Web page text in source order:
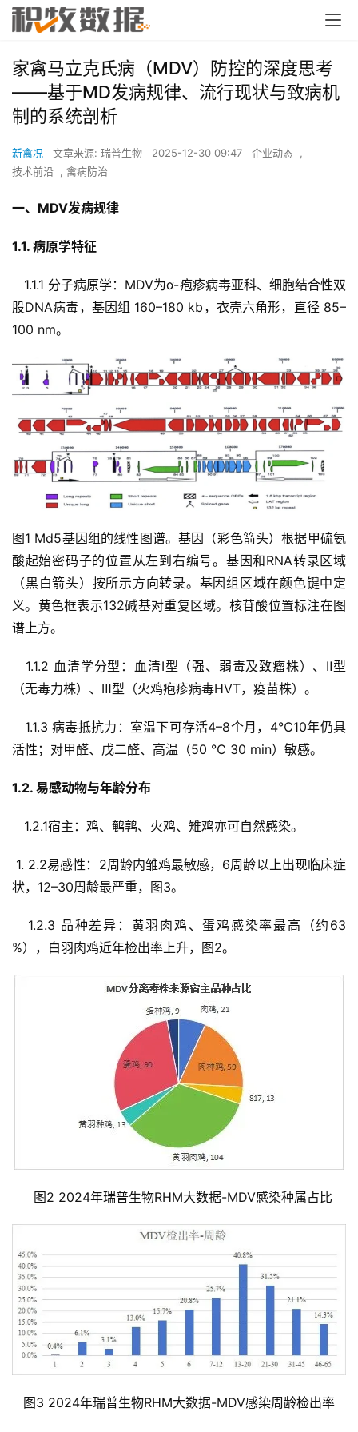
家禽马立克氏病（MDV）防控的深度思考
——基于MD发病规律、流行现状与致病机
制的系统剖析
新禽况 文章来源: 瑞普生物 2025-12-30 09:47 企业动态
,
技术前沿
, 禽病防治
一、MDV发病规律
1.1. 病原学特征
1.1.1 分子病原学：MDV为α-疱疹病毒亚科、细胞结合性双
股DNA病毒，基因组 160–180 kb，衣壳六角形，直径 85–
100 nm。
图1 Md5基因组的线性图谱。基因（彩色箭头）根据甲硫氨
酸起始密码子的位置从左到右编号。基因和RNA转录区域
（黑白箭头）按所示方向转录。基因组区域在颜色键中定
义。黄色框表示132碱基对重复区域。核苷酸位置标注在图
谱上方。
1.1.2 血清学分型：血清Ⅰ型（强、弱毒及致瘤株）、Ⅱ型
（无毒力株）、Ⅲ型（火鸡疱疹病毒HVT，疫苗株）。
1.1.3 病毒抵抗力：室温下可存活4–8个月，4℃10年仍具
活性；对甲醛、戊二醛、高温（50 ℃ 30 min）敏感。
1.2. 易感动物与年龄分布
1.2.1宿主：鸡、鹌鹑、火鸡、雉鸡亦可自然感染。
1. 2.2易感性：2周龄内雏鸡最敏感，6周龄以上出现临床症
状，12–30周龄最严重，图3。
1.2.3 品种差异：黄羽肉鸡、蛋鸡感染率最高（约63
%），白羽肉鸡近年检出率上升，图2。
图2 2024年瑞普生物RHM大数据-MDV感染种属占比
图3 2024年瑞普生物RHM大数据-MDV感染周龄检出率